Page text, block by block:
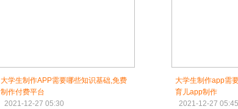
大学生制作APP需要哪些知识基础,免费
制作付费平台
2021-12-27 05:30
大学生制作app需
育儿app制作
2021-12-27 05:45